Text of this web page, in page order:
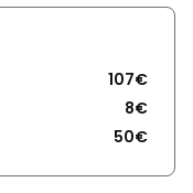
107€
8€
50€